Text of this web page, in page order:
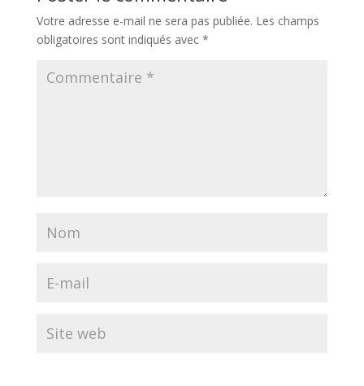
Votre adresse e-mail ne sera pas publiée. Les champs
obligatoires sont indiqués avec *